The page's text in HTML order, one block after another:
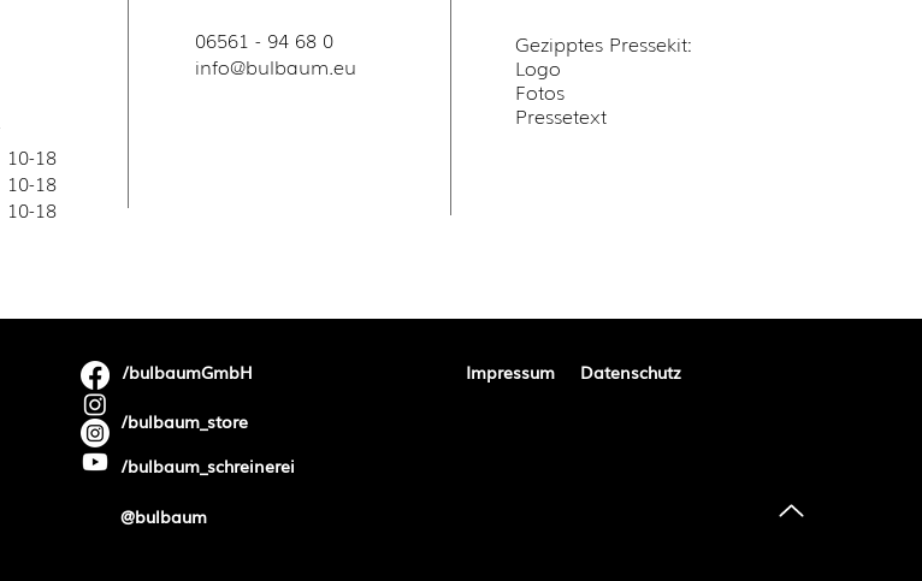
06561 - 94 68 0
​info@bulbaum.eu
Gezipptes Pressekit:
Logo
Fotos
Pressetext
10-18
10-18
10-18
/bulbaumGmbH
/bulbaum_store
/bulbaum_schreinerei
@bulbaum
Impressum Datenschutz